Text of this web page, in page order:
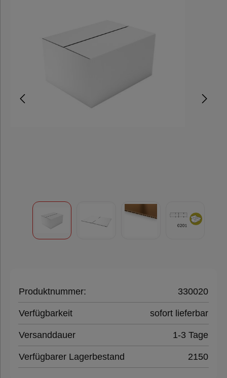
Automatikbodenkartons
Zuschnitte
Klebeband
Polstermaterial
Folien,
Paletten &
Umreifung
Produktnummer: 330020
Verfügbarkeit sofort lieferbar
Versanddauer 1-3 Tage
Verfügbarer Lagerbestand 2150